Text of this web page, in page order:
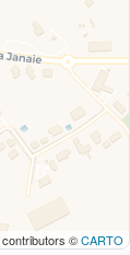
contributors ©CARTO